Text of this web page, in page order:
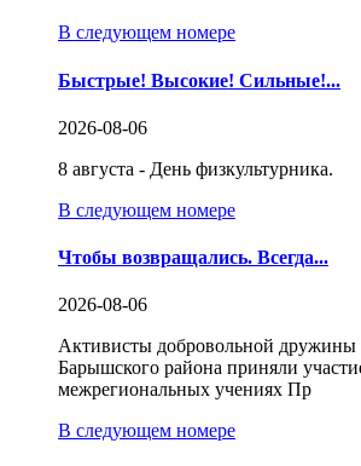
В следующем номере
Быстрые! Высокие! Сильные!...
2026-08-06
8 августа - День физкультурника.
В следующем номере
Чтобы возвращались. Всегда...
2026-08-06
Активисты добровольной дружины
Барышского района приняли
межрегиональных учениях Пр
В следующем номере